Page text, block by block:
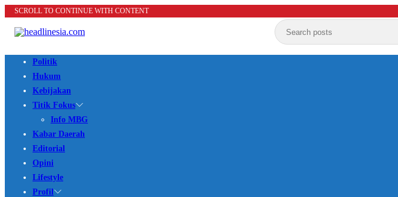
SCROLL TO CONTINUE WITH CONTENT
Politik
Hukum
Kebijakan
Titik Fokus
Info MBG
Kabar Daerah
Editorial
Opini
Lifestyle
Profil